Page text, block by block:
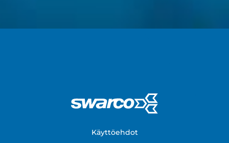
Käyttöehdot